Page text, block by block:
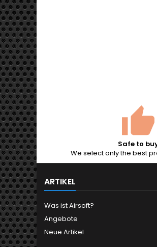
Safe to
We select only the best
ARTIKEL
Was ist Airsoft?
Angebote
Neue Artikel